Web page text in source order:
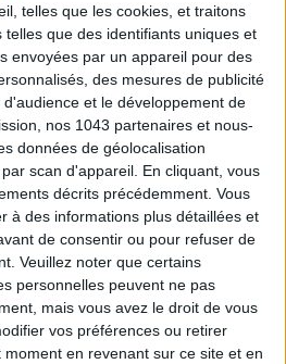
telles que les cookies, et traitons
que des identifiants uniques et
envoyées par un appareil pour des
des mesures de publicité
et le développement de
nos 1043 partenaires et nous-
données de géolocalisation
scan d'appareil. En cliquant, vous
décrits précédemment. Vous
à des informations plus détaillées et
de consentir ou pour refuser de
Veuillez noter que certains
personnelles peuvent ne pas
mais vous avez le droit de vous
vos préférences ou retirer
en revenant sur ce site et en
ADDRESSES TO REMEMBER